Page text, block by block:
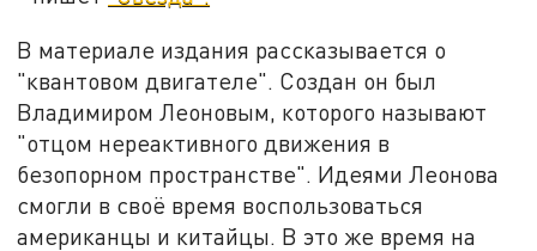
В материале издания рассказывается о
"квантовом двигателе". Создан он был
Владимиром Леоновым, которого называют
"отцом нереактивного движения в
безопорном пространстве". Идеями Леонова
смогли в своё время воспользоваться
американцы и китайцы. В это же время на